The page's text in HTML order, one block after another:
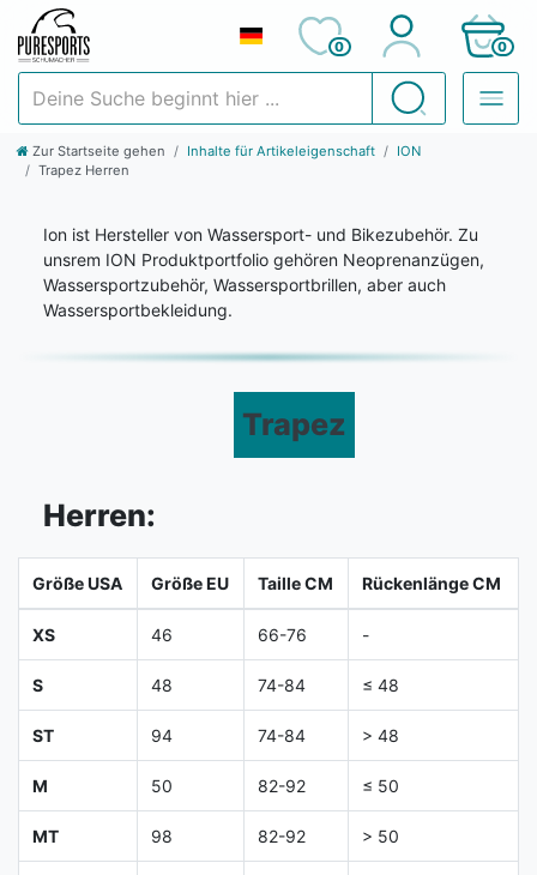
Suchen
0 0
Zur Startseite gehen Inhalte für Artikeleigenschaft
ION
Trapez Herren
Ion ist Hersteller von Wassersport- und Bikezubehör. Zu
unsrem ION Produktportfolio gehören Neoprenanzügen,
Wassersportzubehör, Wassersportbrillen, aber auch
Wassersportbekleidung.
Trapez
Herren:
Größe USA Größe EU Taille CM Rückenlänge CM
XS 46 66-76 -
S 48 74-84 ≤ 48
ST 94 74-84 > 48
M 50 82-92 ≤ 50
MT 98 82-92 > 50